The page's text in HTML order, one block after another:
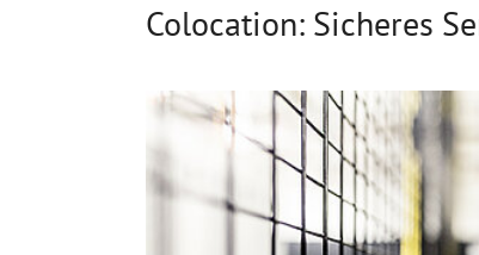
Colocation: Sicheres